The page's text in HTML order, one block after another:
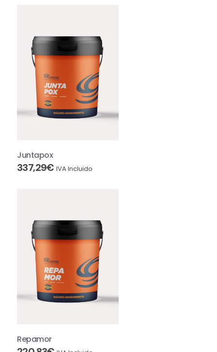
Juntapox
337,29€ IVA Incluido
Repamor